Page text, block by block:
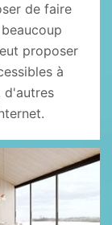
de faire
proposer
à
d'autres